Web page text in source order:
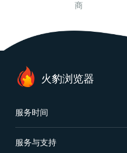
商
服务时间
火豹浏览器
服务与支持